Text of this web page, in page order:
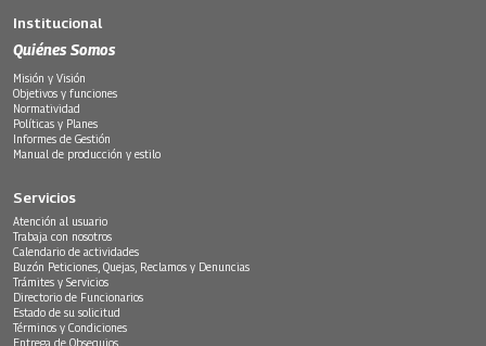
Institucional
Quiénes Somos
Misión y Visión
Objetivos y funciones
Normatividad
Políticas y Planes
Informes de Gestión
Manual de producción y estilo
Servicios
Atención al usuario
Trabaja con nosotros
Calendario de actividades
Buzón Peticiones, Quejas, Reclamos y Denuncias
Trámites y Servicios
Directorio de Funcionarios
Estado de su solicitud
Términos y Condiciones
Entrega de Obsequios